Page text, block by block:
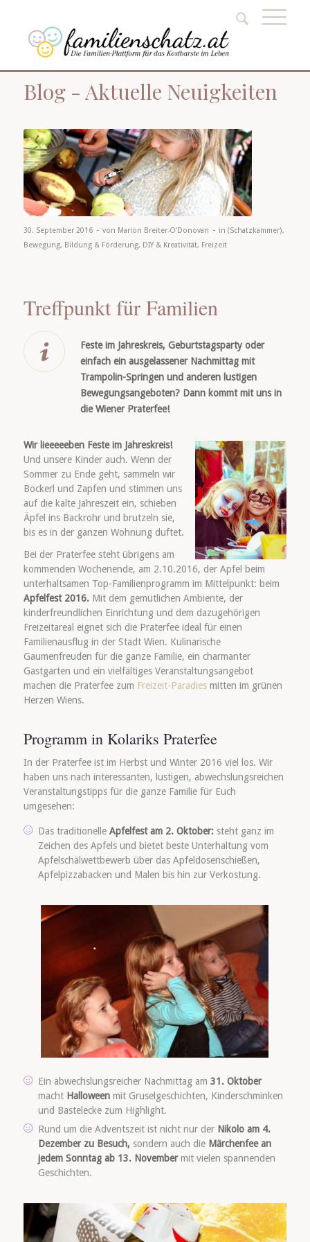
Blog - Aktuelle Neuigkeiten
30. September 2016 - von Marion Breiter-O'Donovan - in (Schatzkammer),
Bewegung, Bildung & Förderung, DIY & Kreativität, Freizeit
Treffpunkt für Familien
Feste im Jahreskreis, Geburtstagsparty oder
einfach ein ausgelassener Nachmittag mit
Trampolin-Springen und anderen lustigen
Bewegungsangeboten? Dann kommt mit uns in
die Wiener Praterfee!
Wir lieeeeeben Feste im Jahreskreis!
Und unsere Kinder auch. Wenn der
Sommer zu Ende geht, sammeln wir
Bockerl und Zapfen und stimmen uns
auf die kalte Jahreszeit ein, schieben
Äpfel ins Backrohr und brutzeln sie,
bis es in der ganzen Wohnung duftet.
Bei der Praterfee steht übrigens am
kommenden Wochenende, am 2.10.2016, der Apfel beim
unterhaltsamen Top-Familienprogramm im Mittelpunkt: beim
Apfelfest 2016.Mit dem gemütlichen Ambiente, der
kinderfreundlichen Einrichtung und dem dazugehörigen
Freizeitareal eignet sich die Praterfee ideal für einen
Familienausflug in der Stadt Wien. Kulinarische
Gaumenfreuden für die ganze Familie, ein charmanter
Gastgarten und ein vielfältiges Veranstaltungsangebot
machen die Praterfee zum Freizeit-Paradiesmitten im grünen
Herzen Wiens.
Programm in Kolariks Praterfee
In der Praterfee ist im Herbst und Winter 2016 viel los. Wir
haben uns nach interessanten, lustigen, abwechslungsreichen
Veranstaltungstipps für die ganze Familie für Euch
umgesehen:
Das traditionelle Apfelfest am 2. Oktober:steht ganz im
Zeichen des Apfels und bietet beste Unterhaltung vom
Apfelschälwettbewerb über das Apfeldosenschießen,
Apfelpizzabacken und Malen bis hin zur Verkostung.
Ein abwechslungsreicher Nachmittag am 31. Oktober
macht Halloweenmit Gruselgeschichten, Kinderschminken
und Bastelecke zum Highlight.
Rund um die Adventszeit ist nicht nur der Nikolo am 4.
Dezember zu Besuch, sondern auch die Märchenfee an
jedem Sonntag ab 13. Novembermit vielen spannenden
Geschichten.